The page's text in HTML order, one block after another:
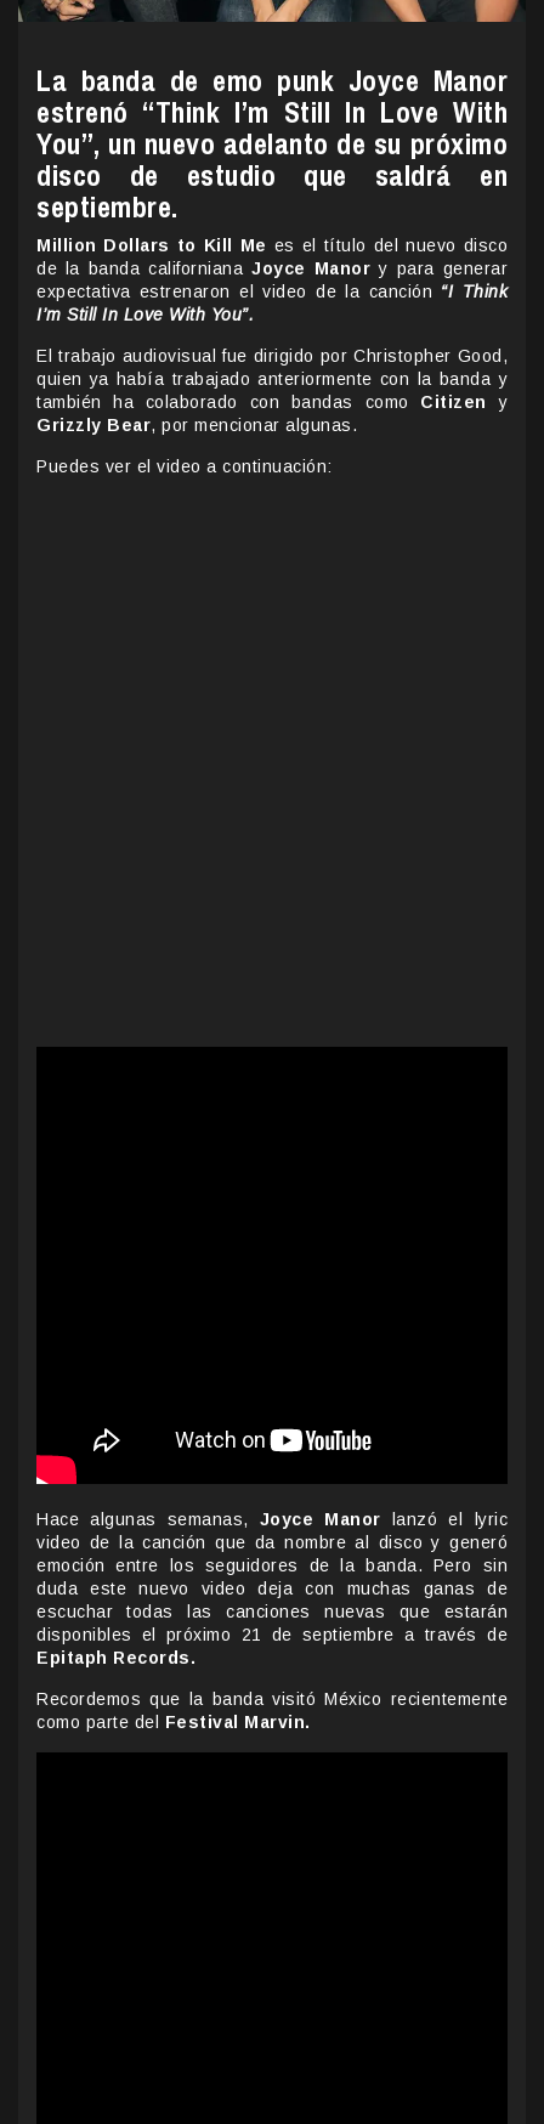
La banda de emo punk Joyce Manor
estrenó “Think I’m Still In Love With
You”, un nuevo adelanto de su próximo
disco de estudio que saldrá en
septiembre.
Million Dollars to Kill Me es el título del nuevo disco
de la banda californianaJoyce Manor y para generar
expectativa estrenaron el video de la canción “I Think
I’m Still In Love With You”.
El trabajo audiovisual fue dirigido por Christopher Good,
quien ya había trabajado anteriormente con la banda y
también ha colaborado con bandas como Citizen
y
Grizzly Bear, por mencionar algunas.
Puedes ver el video a continuación:
Hace algunas semanas, Joyce Manor lanzó el lyric
video de la canción que da nombre al disco y generó
emoción entre los seguidores de la banda. Pero sin
duda este nuevo video deja con muchas ganas de
escuchar todas las canciones nuevas que estarán
disponibles el próximo 21 de septiembre a través de
Epitaph Records.
Recordemos que la banda visitó México recientemente
como parte del Festival Marvin.